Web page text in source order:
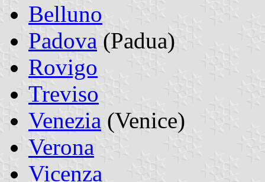
Belluno
Padova (Padua)
Rovigo
Treviso
Venezia (Venice)
Verona
Vicenza